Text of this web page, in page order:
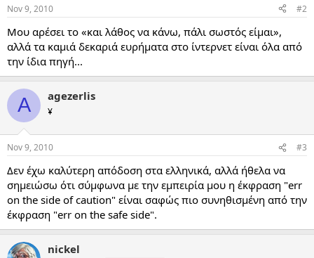
Nov 9, 2010 #2
Μου αρέσει το «και λάθος να κάνω, πάλι σωστός είμαι»,
αλλά τα καμιά δεκαριά ευρήματα στο ίντερνετ είναι όλα από
την ίδια πηγή...
A agezerlis
¥
Nov 9, 2010 #3
Δεν έχω καλύτερη απόδοση στα ελληνικά, αλλά ήθελα να
σημειώσω ότι σύμφωνα με την εμπειρία μου η έκφραση "err
on the side of caution" είναι σαφώς πιο συνηθισμένη από την
έκφραση "err on the safe side".
nickel